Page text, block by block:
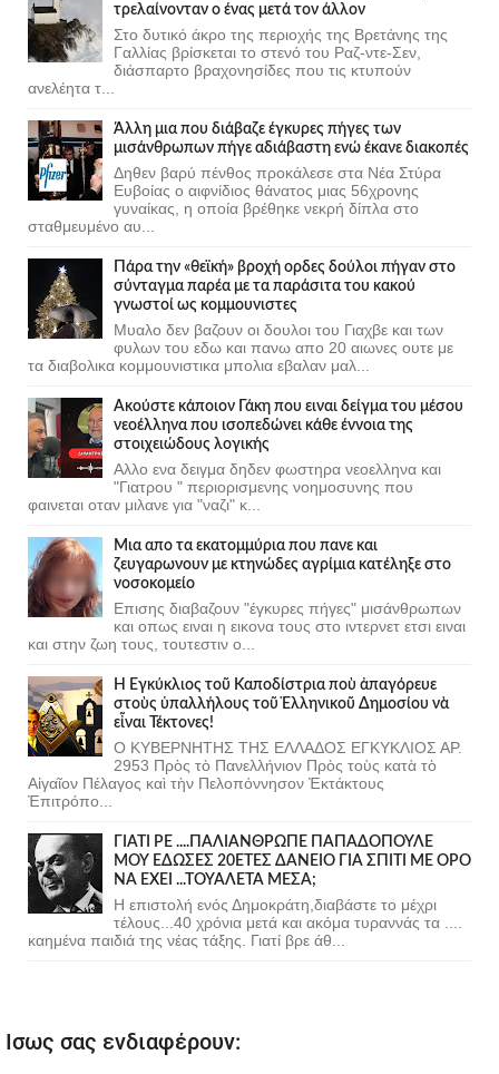
τρελαίνονταν ο ένας μετά τον άλλον
Στο δυτικό άκρο της περιοχής της Βρετάνης της
Γαλλίας βρίσκεται το στενό του Ραζ-ντε-Σεν,
διάσπαρτο βραχονησίδες που τις κτυπούν
ανελέητα τ...
Άλλη μια που διάβαζε έγκυρες πήγες των
μισάνθρωπων πήγε αδιάβαστη ενώ έκανε διακοπές
Δηθεν βαρύ πένθος προκάλεσε στα Νέα Στύρα
Ευβοίας ο αιφνίδιος θάνατος μιας 56χρονης
γυναίκας, η οποία βρέθηκε νεκρή δίπλα στο
σταθμευμένο αυ...
Πάρα την «θεϊκή» βροχή ορδες δούλοι πήγαν στο
σύνταγμα παρέα με τα παράσιτα του κακού
γνωστοί ως κομμουνιστες
Μυαλο δεν βαζουν οι δουλοι του Γιαχβε και των
φυλων του εδω και πανω απο 20 αιωνες ουτε με
τα διαβολικα κομμουνιστικα μπολια εβαλαν μαλ...
Ακούστε κάποιον Γάκη που ειναι δείγμα του μέσου
νεοέλληνα που ισοπεδώνει κάθε έννοια της
στοιχειώδους λογικής
Αλλο ενα δειγμα δηδεν φωστηρα νεοελληνα και
"Γιατρου " περιορισμενης νοημοσυνης που
φαινεται οταν μιλανε για "ναζι" κ...
Μια απο τα εκατομμύρια που πανε και
ζευγαρωνουν με κτηνώδες αγρίμια κατέληξε στο
νοσοκομείο
Επισης διαβαζουν "έγκυρες πήγες" μισάνθρωπων
και οπως ειναι η εικονα τους στο ιντερνετ ετσι ειναι
και στην ζωη τους, τουτεστιν ο...
Ἡ Ἐγκύκλιος τοῦ Καποδίστρια ποὺ ἀπαγόρευε
στοὺς ὑπαλλήλους τοῦ Ἑλληνικοῦ Δημοσίου νὰ
εἶναι Τέκτονες!
Ο ΚΥΒΕΡΝΗΤΗΣ ΤΗΣ ΕΛΛΑΔΟΣ ΕΓΚΥΚΛΙΟΣ ΑΡ.
2953 Πρὸς τὸ Πανελλήνιον Πρὸς τοὺς κατὰ τὸ
Αἰγαῖον Πέλαγος καὶ τὴν Πελοπόννησον Ἐκτάκτους
Ἐπιτρόπο...
ΓΙΑΤΙ ΡΕ ....ΠΑΛΙΑΝΘΡΩΠΕ ΠΑΠΑΔΟΠΟΥΛΕ
ΜΟΥ ΕΔΩΣΕΣ 20ΕΤΕΣ ΔΑΝΕΙΟ ΓΙΑ ΣΠΙΤΙ ΜΕ ΟΡΟ
ΝΑ ΕΧΕΙ ...ΤΟΥΑΛΕΤΑ ΜΕΣΑ;
Η επιστολή ενός Δημοκράτη,διαβάστε το μέχρι
τέλους...40 χρόνια μετά και ακόμα τυραννάς τα ....
καημένα παιδιά της νέας τάξης. Γιατί βρε άθ...